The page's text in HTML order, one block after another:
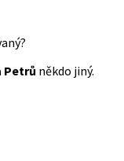
Petrů někdo jiný.